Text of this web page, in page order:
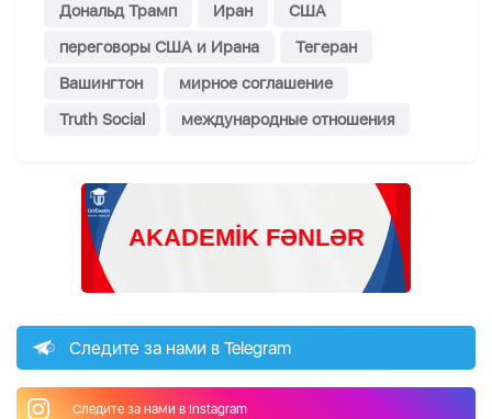
Дональд Трамп Иран
США
переговоры США и Ирана
Тегеран
Вашингтон
мирное соглашение
Truth Social
международные отношения
Следите за нами в Telegram
Следите за нами в Instagram